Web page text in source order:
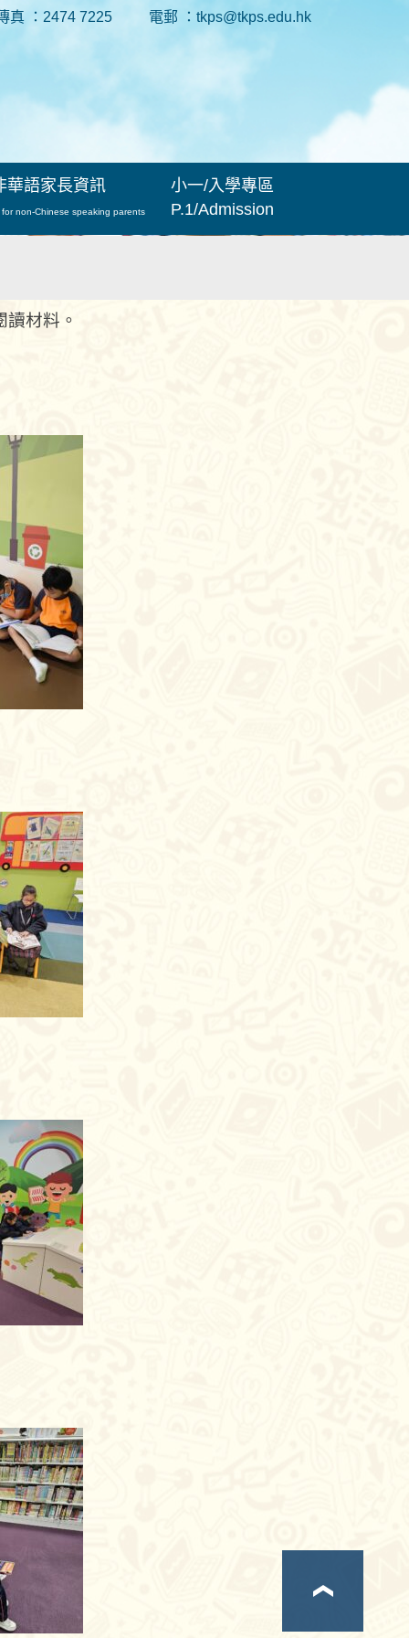
真 ：2474 7225 電郵 ：tkps@tkps.edu.hk
華語家長資訊
non-Chinese speaking parents
小一/入學專區
P.1/Admission
材料。